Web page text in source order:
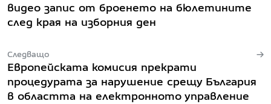
видео запис от броенето на бюлетините
след края на изборния ден
Следващо
Европейската комисия прекрати
процедурата за нарушение срещу България
в областта на електронното управление